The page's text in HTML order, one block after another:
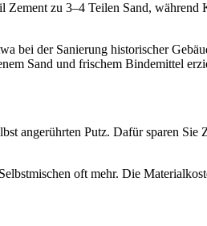
Zement zu 3–4 Teilen Sand,
bei der Sanierung historischer
Sand und frischem Bindemittel
angerührten Putz. Dafür sparen
oft mehr. Die